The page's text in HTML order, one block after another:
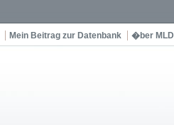
Mein Beitrag zur Datenbank �ber MLD